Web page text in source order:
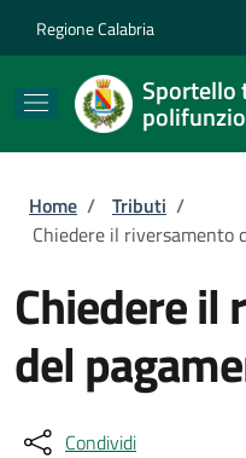
Regione Calabria
Sportello
Briciole di
Home / Tributi /
Chiedere il riversamento
Chiedere il
del
Condividi